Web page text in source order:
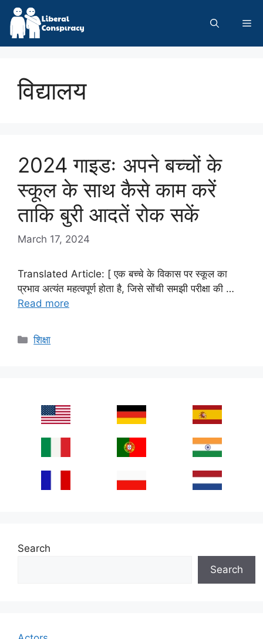
Skip
content
विद्यालय
2024 गाइडः अपने बच्चों के
स्कूल के साथ कैसे काम करें
ताकि बुरी आदतें रोक सकें
March 17, 2024
Translated Article: [ एक बच्चे के विकास पर स्कूल का
प्रभाव अत्यंत महत्वपूर्ण होता है, जिसे सोंची समझी परीक्षा की …
Read more
Categories
शिक्षा
Search
Search